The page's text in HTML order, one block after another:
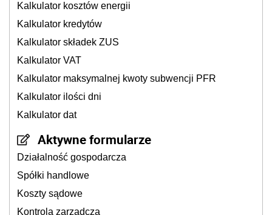
Kalkulator kosztów energii
Kalkulator kredytów
Kalkulator składek ZUS
Kalkulator VAT
Kalkulator maksymalnej kwoty subwencji PFR
Kalkulator ilości dni
Kalkulator dat
Aktywne formularze
Działalność gospodarcza
Spółki handlowe
Koszty sądowe
Kontrola zarządcza